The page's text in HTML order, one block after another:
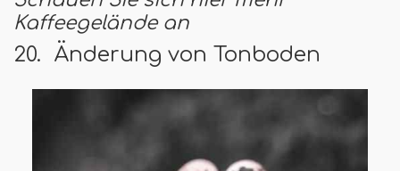
Kaffeegelände an
20. Änderung von Tonboden